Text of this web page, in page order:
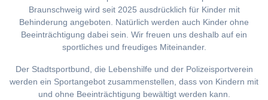
Braunschweig wird seit 2025 ausdrücklich für Kinder mit
Behinderung angeboten. Natürlich werden auch Kinder ohne
Beeinträchtigung dabei sein. Wir freuen uns deshalb auf ein
sportliches und freudiges Miteinander.
Der Stadtsportbund, die Lebenshilfe und der Polizeisportverein
werden ein Sportangebot zusammenstellen, dass von Kindern mit
und ohne Beeinträchtigung bewältigt werden kann.